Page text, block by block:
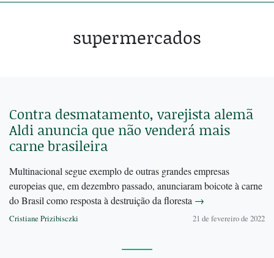
supermercados
Contra desmatamento, varejista alemã
Aldi anuncia que não venderá mais
carne brasileira
Multinacional segue exemplo de outras grandes empresas
europeias que, em dezembro passado, anunciaram boicote à carne
do Brasil como resposta à destruição da floresta →
Cristiane Prizibisczki 21 de fevereiro de 2022